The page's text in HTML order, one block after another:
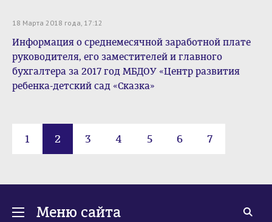
18 Марта 2018 года, 17:12
Информация о среднемесячной заработной плате
руководителя, его заместителей и главного
бухгалтера за 2017 год МБДОУ «Центр развития
ребенка-детский сад «Сказка»
1 2 3 4 5 6 7
Меню сайта